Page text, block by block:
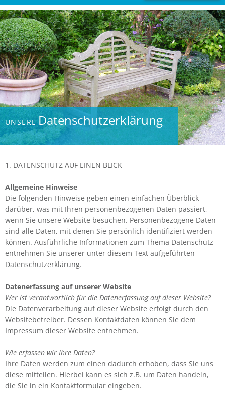
UNSERE Datenschutz­erklärung
1. DATENSCHUTZ AUF EINEN BLICK
Allgemeine Hinweise
Die folgenden Hinweise geben einen einfachen Überblick
darüber, was mit Ihren personenbezogenen Daten passiert,
wenn Sie unsere Website besuchen. Personenbezogene Daten
sind alle Daten, mit denen Sie persönlich identifiziert werden
können. Ausführliche Informationen zum Thema Datenschutz
entnehmen Sie unserer unter diesem Text aufgeführten
Datenschutzerklärung.
Datenerfassung auf unserer Website
Wer ist verantwortlich für die Datenerfassung auf dieser Website?
Die Datenverarbeitung auf dieser Website erfolgt durch den
Websitebetreiber. Dessen Kontaktdaten können Sie dem
Impressum dieser Website entnehmen.
Wie erfassen wir Ihre Daten?
Ihre Daten werden zum einen dadurch erhoben, dass Sie uns
diese mitteilen. Hierbei kann es sich z.B. um Daten handeln,
die Sie in ein Kontaktformular eingeben.